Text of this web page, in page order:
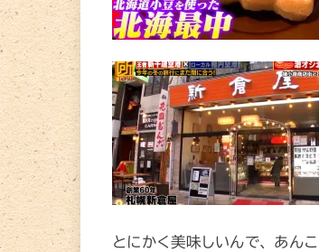
とにかく美味しいんで、あん